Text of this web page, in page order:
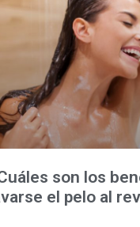
son los
el pelo al